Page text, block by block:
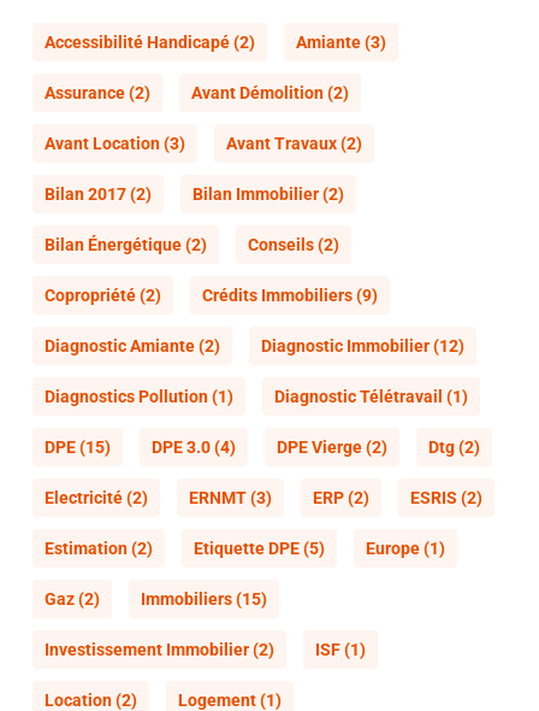
Accessibilité Handicapé(2) Amiante(3)
Assurance(2) Avant Démolition(2)
Avant Location(3) Avant Travaux(2)
Bilan 2017(2) Bilan Immobilier(2)
Bilan Énergétique(2) Conseils(2)
Copropriété(2) Crédits Immobiliers(9)
Diagnostic Amiante(2) Diagnostic Immobilier(12)
Diagnostics Pollution(1) Diagnostic Télétravail (1)
DPE(15) DPE 3.0(4) DPE Vierge(2) Dtg(2)
Electricité(2) ERNMT(3) ERP(2) ESRIS (2)
Estimation(2) Etiquette DPE(5) Europe(1)
Gaz(2) Immobiliers(15)
Investissement Immobilier(2) ISF(1)
Location(2) Logement(1)